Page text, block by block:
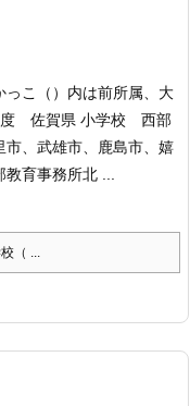
こ（）内は前所属、大
度 佐賀県 小学校 西部
、武雄市、鹿島市、嬉
教育事務所北 ...
（ ...